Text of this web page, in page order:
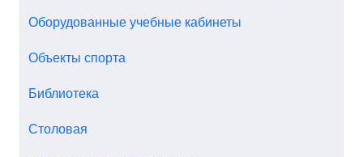
Оборудованные учебные кабинеты
Объекты спорта
Библиотека
Столовая